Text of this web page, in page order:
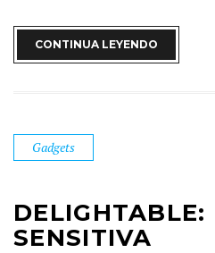
CONTINUA LEYENDO
Gadgets
DELIGHTABLE:
SENSITIVA